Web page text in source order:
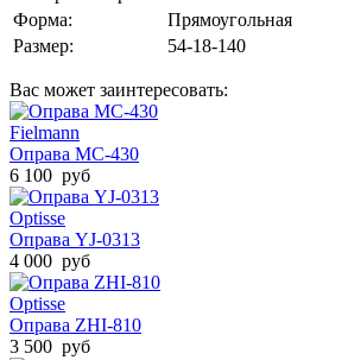
Форма:
Прямоугольная
Размер:
54-18-140
Вас может заинтересовать:
Fielmann
Оправа MC-430
6 100 руб
Optisse
Оправа YJ-0313
4 000 руб
Optisse
Оправа ZHI-810
3 500 руб